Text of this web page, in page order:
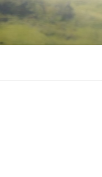
Aller
au
principal